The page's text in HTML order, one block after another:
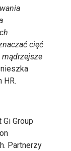
cięć
HR.
Group
Partnerzy